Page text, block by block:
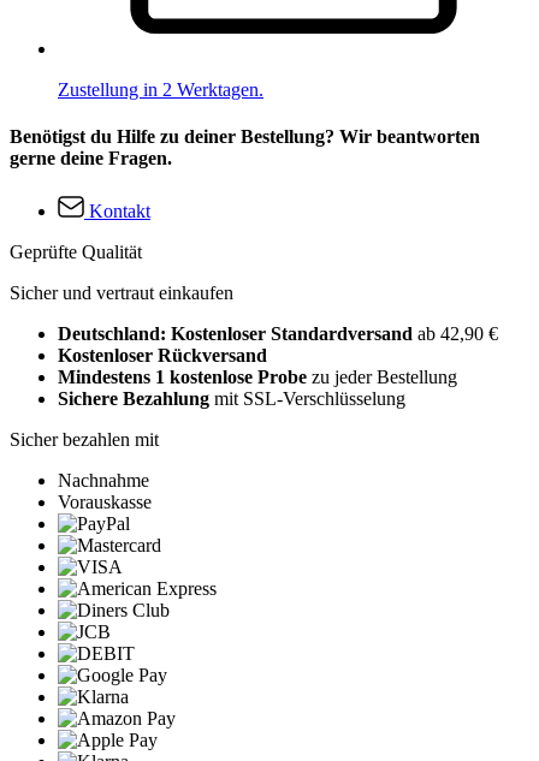
Zustellung in 2 Werktagen.
Benötigst du Hilfe zu deiner Bestellung? Wir beantworten
gerne deine Fragen.
Kontakt
Geprüfte Qualität
Sicher und vertraut einkaufen
Deutschland: Kostenloser Standardversand ab 42,90 €
Kostenloser Rückversand
Mindestens 1 kostenlose Probe zu jeder Bestellung
Sichere Bezahlung mit SSL-Verschlüsselung
Sicher bezahlen mit
Nachnahme
Vorauskasse